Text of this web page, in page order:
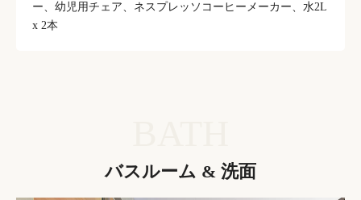
ー、幼児用チェア、ネスプレッソコーヒーメーカー、水2L
x 2本
バスルーム & 洗面